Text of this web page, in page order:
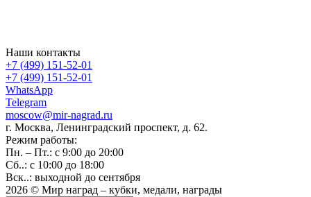
Наши контакты
+7 (499) 151-52-01
+7 (499) 151-52-01
WhatsApp
Telegram
moscow@mir-nagrad.ru
г. Москва, Ленинградский проспект, д. 62.
Режим работы:
Пн. – Пт.: с 9:00 до 20:00
Сб..: с 10:00 до 18:00
Вск..: выходной до сентября
2026 © Мир наград – кубки, медали, награды